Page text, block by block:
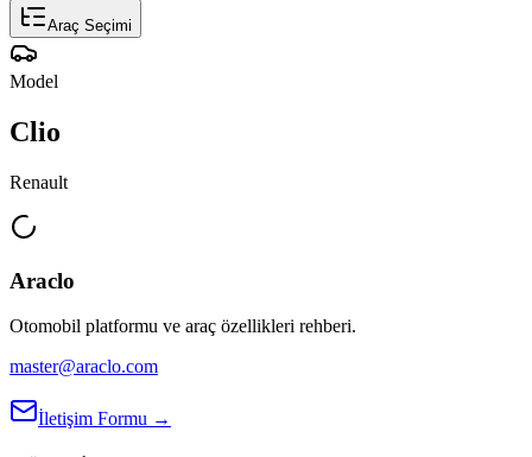
Araç Seçimi
Model
Clio
Renault
Araclo
Otomobil platformu ve araç özellikleri rehberi.
master@araclo.com
İletişim Formu →